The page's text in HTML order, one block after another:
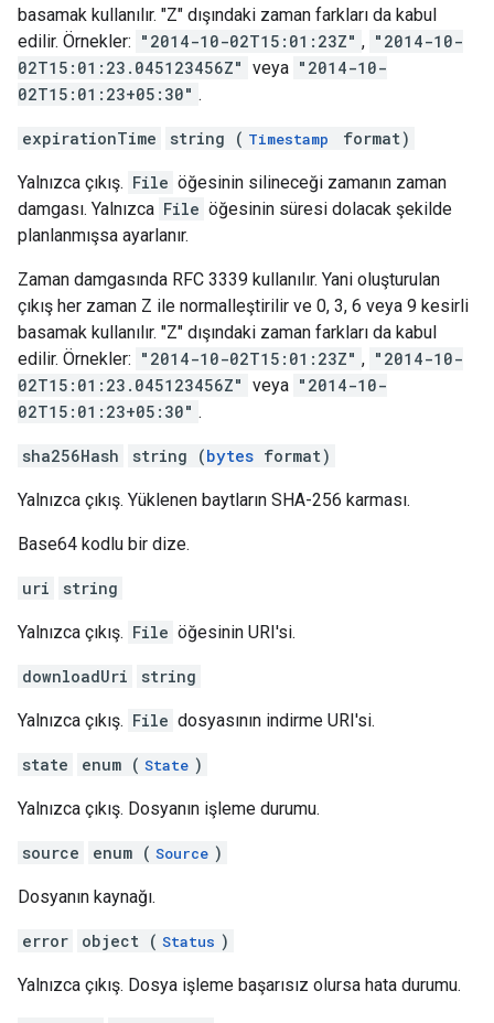
basamak kullanılır. "Z" dışındaki zaman farkları da kabul
edilir. Örnekler: "2014-10-02T15:01:23Z" , "2014-10-
02T15:01:23.045123456Z" veya "2014-10-
02T15:01:23+05:30" .
expirationTime string ( Timestamp format)
Yalnızca çıkış. File öğesinin silineceği zamanın zaman
damgası. Yalnızca File öğesinin süresi dolacak şekilde
planlanmışsa ayarlanır.
Zaman damgasında RFC 3339 kullanılır. Yani oluşturulan
çıkış her zaman Z ile normalleştirilir ve 0, 3, 6 veya 9 kesirli
basamak kullanılır. "Z" dışındaki zaman farkları da kabul
edilir. Örnekler: "2014-10-02T15:01:23Z" , "2014-10-
02T15:01:23.045123456Z" veya "2014-10-
02T15:01:23+05:30" .
sha256Hash string (bytes format)
Yalnızca çıkış. Yüklenen baytların SHA-256 karması.
Base64 kodlu bir dize.
uri string
Yalnızca çıkış. File öğesinin URI'si.
downloadUri string
Yalnızca çıkış. File dosyasının indirme URI'si.
state enum ( State )
Yalnızca çıkış. Dosyanın işleme durumu.
source enum ( Source )
Dosyanın kaynağı.
error object ( Status )
Yalnızca çıkış. Dosya işleme başarısız olursa hata durumu.